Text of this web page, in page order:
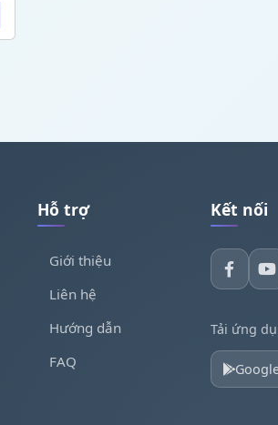
Hỗ trợ
Giới thiệu
Liên hệ
Hướng dẫn
FAQ
Kết nối
Tải ứng